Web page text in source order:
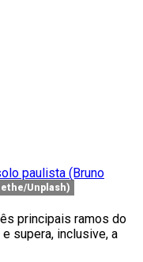
Unplash)
principais ramos do
supera, inclusive, a